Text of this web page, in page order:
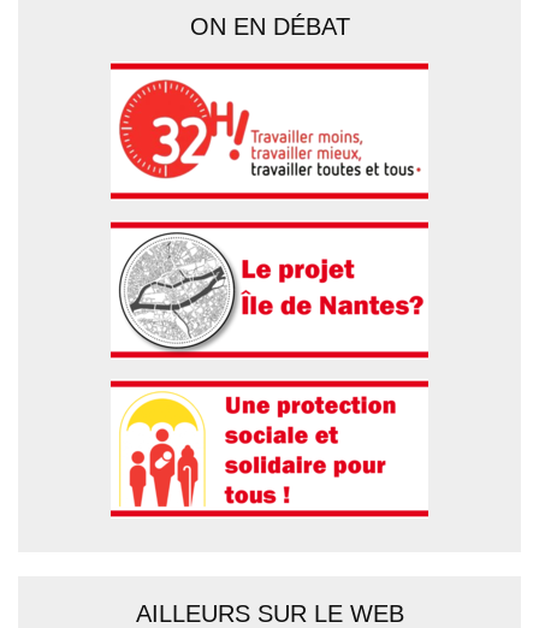
ON EN DÉBAT
AILLEURS SUR LE WEB